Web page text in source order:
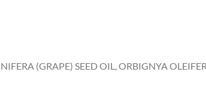
(GRAPE) SEED OIL, ORBIGNYA